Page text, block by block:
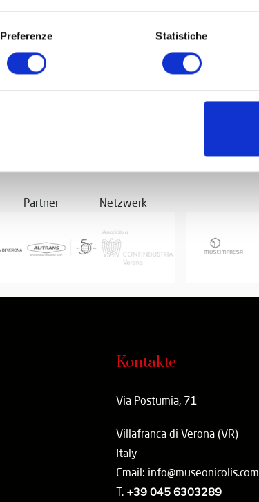
Preferenze Statistiche
Partner Netzwerk
Kontakte
Via Postumia, 71
Villafranca di Verona (VR)
Italy
Email: info@museonicolis.com
T. +39 045 6303289